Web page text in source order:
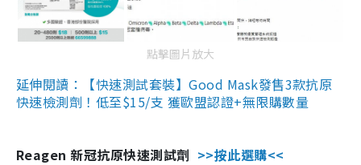
點擊圖片放大
延伸閱讀：【快速測試套裝】Good Mask發售3款抗原
快速檢測劑！低至$15/支 獲歐盟認證+無限購數量
Reagen 新冠抗原快速測試劑 >>按此選購<<